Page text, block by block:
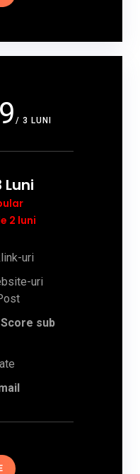
/ 3 LUNI
2 luni
uri
uri
sub